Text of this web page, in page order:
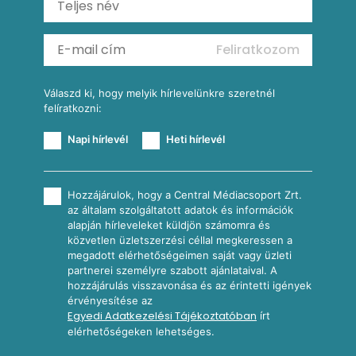
Köretek
Reggeli receptek
Feliratkozom
Válaszd ki, hogy melyik hírlevelünkre szeretnél
felíratkozni:
Napi hírlevél Heti hírlevél
Hozzájárulok, hogy a Central Médiacsoport Zrt.
az általam szolgáltatott adatok és információk
alapján hírleveleket küldjön számomra és
közvetlen üzletszerzési céllal megkeressen a
megadott elérhetőségeimen saját vagy üzleti
partnerei személyre szabott ajánlataival. A
hozzájárulás visszavonása és az érintetti igények
érvényesítése az
Egyedi Adatkezelési Tájékoztatóban írt
elérhetőségeken lehetséges.